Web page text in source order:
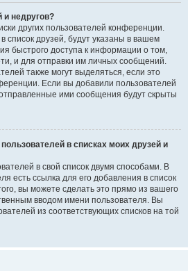
и недругов?
других пользователей конференции.
список друзей, будут указаны в вашем
быстрого доступа к информации о том,
и для отправки им личных сообщений.
также могут выделяться, если это
Если вы добавили пользователей
ими сообщения будут скрыты
в списках моих друзей и
в свой список двумя способами. В
есть ссылка для его добавления в список
вы можете сделать это прямо из вашего
вводом имени пользователя. Вы
из соответствующих списков на той